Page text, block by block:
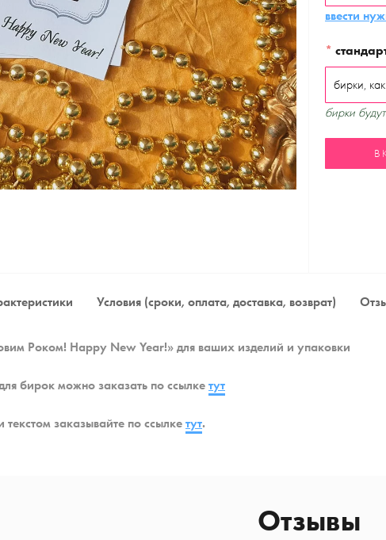
ввести
*
бирки
В
Условия (сроки, оплата, доставка, возврат)
Роком! Happy New Year!» для ваших изделий и упаковки
бирок можно заказать по ссылкетут
заказывайте по ссылкетут.
Отзывы